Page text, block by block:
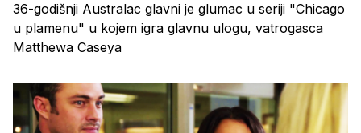
36-godišnji Australac glavni je glumac u seriji "Chicago
u plamenu" u kojem igra glavnu ulogu, vatrogasca
Matthewa Caseya